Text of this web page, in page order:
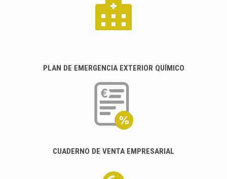
PLAN DE EMERGENCIA EXTERIOR QUÍMICO
CUADERNO DE VENTA EMPRESARIAL